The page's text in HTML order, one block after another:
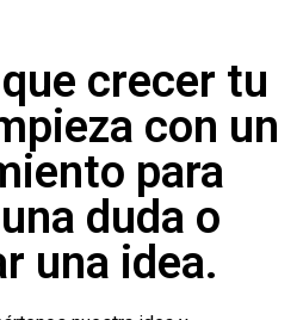
crecer tu
con un
para
duda o
una idea.